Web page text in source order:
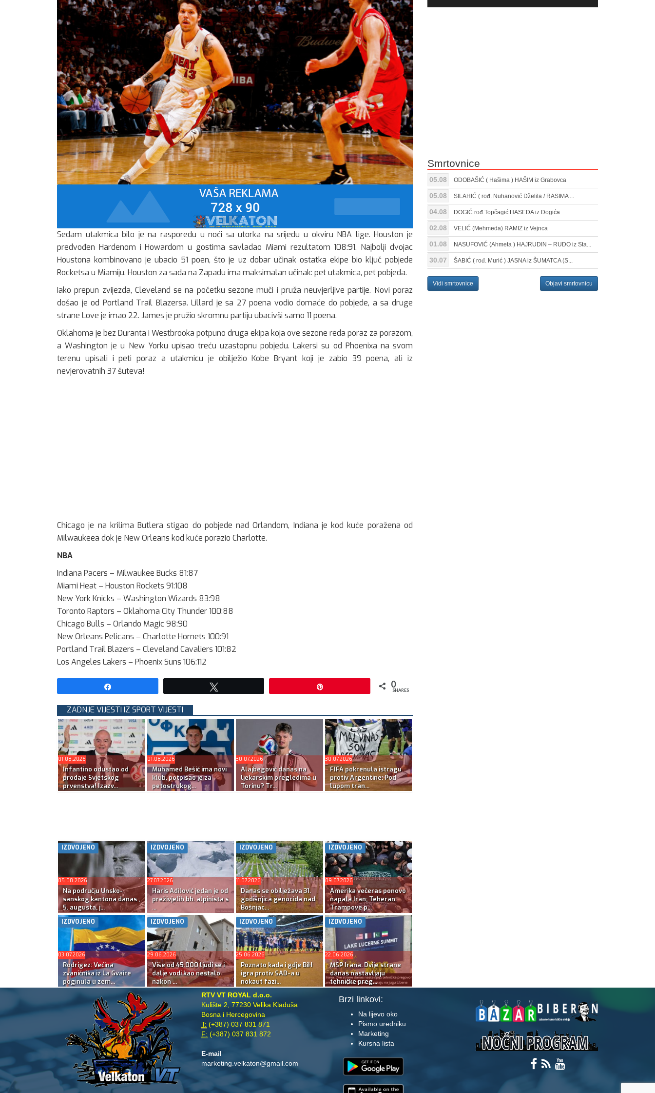
Sedam utakmica bilo je na rasporedu u noći sa utorka na srijedu u okviru NBA lige. Houston je
predvođen Hardenom i Howardom u gostima savladao Miami rezultatom 108:91. Najbolji dvojac
Houstona kombinovano je ubacio 51 poen, što je uz dobar učinak ostatka ekipe bio ključ pobjede
Rocketsa u Miamiju. Houston za sada na Zapadu ima maksimalan učinak: pet utakmica, pet pobjeda.
Iako prepun zvijezda, Cleveland se na početku sezone muči i pruža neuvjerljive partije. Novi poraz
došao je od Portland Trail Blazersa. Lillard je sa 27 poena vodio domaće do pobjede, a sa druge
strane Love je imao 22. James je pružio skromnu partiju ubacivši samo 11 poena.
Oklahoma je bez Duranta i Westbrooka potpuno druga ekipa koja ove sezone reda poraz za porazom,
a Washington je u New Yorku upisao treću uzastopnu pobjedu. Lakersi su od Phoenixa na svom
terenu upisali i peti poraz a utakmicu je obilježio Kobe Bryant koji je zabio 39 poena, ali iz
nevjerovatnih 37 šuteva!
Chicago je na krilima Butlera stigao do pobjede nad Orlandom, Indiana je kod kuće poražena od
Milwaukeea dok je New Orleans kod kuće porazio Charlotte.
NBA
Indiana Pacers – Milwaukee Bucks 81:87
Miami Heat – Houston Rockets 91:108
New York Knicks – Washington Wizards 83:98
Toronto Raptors – Oklahoma City Thunder 100:88
Chicago Bulls – Orlando Magic 98:90
New Orleans Pelicans – Charlotte Hornets 100:91
Portland Trail Blazers – Cleveland Cavaliers 101:82
Los Angeles Lakers – Phoenix Suns 106:112
0
SHARES
ZADNJE VIJESTI IZ SPORT VIJESTI
01.08.2026
Infantino odustao od
prodaje Svjetskog
prvenstva! Izazv...
01.08.2026
Muhamed Bešić ima novi
klub, potpisao je za
petostrukog...
30.07.2026
Alajbegović danas na
ljekarskim pregledima u
Torinu? Tr...
30.07.2026
FIFA pokrenula istragu
protiv Argentine: Pod
lupom tran...
IZDVOJENO
05.08.2026
Na području Unsko-
sanskog kantona danas ,
5. augusta, j...
IZDVOJENO
27.07.2026
Haris Adilović jedan je od
preživjelih bh. alpinista s
...
IZDVOJENO
11.07.2026
Danas se obilježava 31.
godišnjica genocida nad
Bošnjac...
IZDVOJENO
09.07.2026
Amerika večeras ponovo
napala Iran; Teheran:
Trampove p...
IZDVOJENO
03.07.2026
Rodrigez: Većina
zvaničnika iz La Gvaire
poginula u zem...
IZDVOJENO
29.06.2026
Više od 45.000 ljudi se i
dalje vodi kao nestalo
nakon ...
IZDVOJENO
25.06.2026
Poznato kada i gdje BiH
igra protiv SAD-a u
nokaut fazi...
IZDVOJENO
22.06.2026
MSP Irana: Dvije strane
danas nastavljaju
tehničke preg...
Gore/Dole
Smrtovnice
05.08 ODOBAŠIĆ ( Hašima ) HAŠIM iz Grabovca
05.08 SILAHIĆ ( rođ. Nuhanović Dželila / RASIMA ...
04.08 ĐOGIĆ rođ.Topčagić HASEDA iz Đogića
02.08 VELIĆ (Mehmeda) RAMIZ iz Vejnca
01.08 NASUFOVIĆ (Ahmeta ) HAJRUDIN – RUDO iz Sta...
30.07 ŠABIĆ ( rođ. Murić ) JASNA iz ŠUMATCA (S...
Vidi smrtovnice Objavi smrtovnicu
RTV VT ROYAL d.o.o.
Kulište 2, 77230 Velika Kladuša
Bosna i Hercegovina
T: (+387) 037 831 871
F: (+387) 037 831 872
E-mail
marketing.velkaton@gmail.com
Brzi linkovi:
Na lijevo oko
Pismo uredniku
Marketing
Kursna lista